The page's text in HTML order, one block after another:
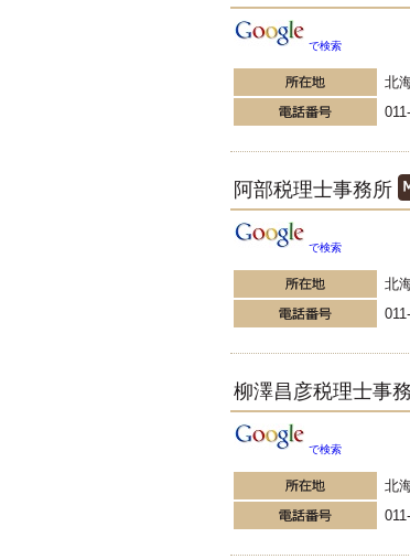
で検索
北
阿部税理士事務所
で検索
北
柳澤昌彦税理士事
で検索
北